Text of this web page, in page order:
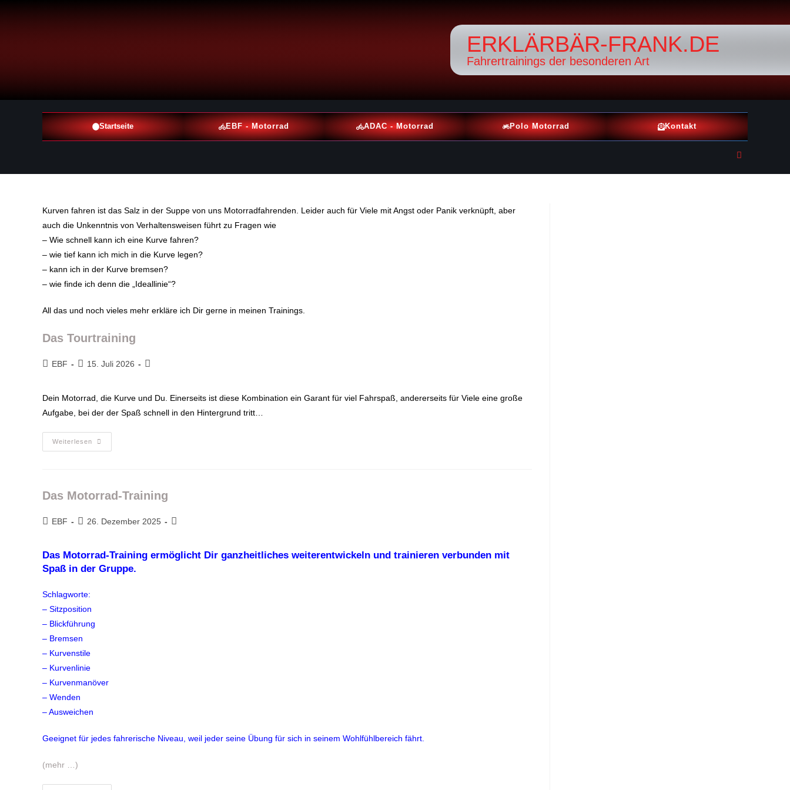
ERKLÄRBÄR-FRANK.DE
Fahrertrainings der besonderen Art
Startseite EBF - Motorrad ADAC - Motorrad Polo Motorrad Kontakt
Kurven fahren ist das Salz in der Suppe von uns Motorradfahrenden. Leider auch für Viele mit Angst oder Panik verknüpft, aber
auch die Unkenntnis von Verhaltensweisen führt zu Fragen wie
– Wie schnell kann ich eine Kurve fahren?
– wie tief kann ich mich in die Kurve legen?
– kann ich in der Kurve bremsen?
– wie finde ich denn die „Ideallinie“?
All das und noch vieles mehr erkläre ich Dir gerne in meinen Trainings.
Das Tourtraining
EBF 15. Juli 2026
Dein Motorrad, die Kurve und Du. Einerseits ist diese Kombination ein Garant für viel Fahrspaß, andererseits für Viele eine große
Aufgabe, bei der der Spaß schnell in den Hintergrund tritt…
Weiterlesen
Das Motorrad-Training
EBF 26. Dezember 2025
Das Motorrad-Training ermöglicht Dir ganzheitliches weiterentwickeln und trainieren verbunden mit
Spaß in der Gruppe.
Schlagworte:
– Sitzposition
– Blickführung
– Bremsen
– Kurvenstile
– Kurvenlinie
– Kurvenmanöver
– Wenden
– Ausweichen
Geeignet für jedes fahrerische Niveau, weil jeder seine Übung für sich in seinem Wohlfühlbereich fährt.
(mehr …)